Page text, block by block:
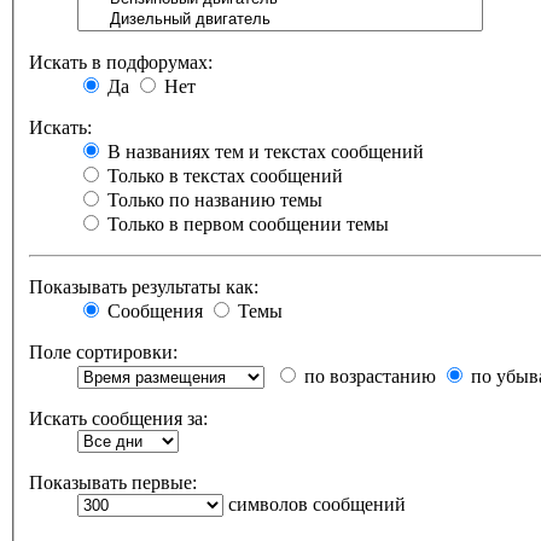
Искать в подфорумах:
Да
Нет
Искать:
В названиях тем и текстах сообщений
Только в текстах сообщений
Только по названию темы
Только в первом сообщении темы
Показывать результаты как:
Сообщения
Темы
Поле сортировки:
по возрастанию
по
Искать сообщения за:
Показывать первые:
символов сообщений